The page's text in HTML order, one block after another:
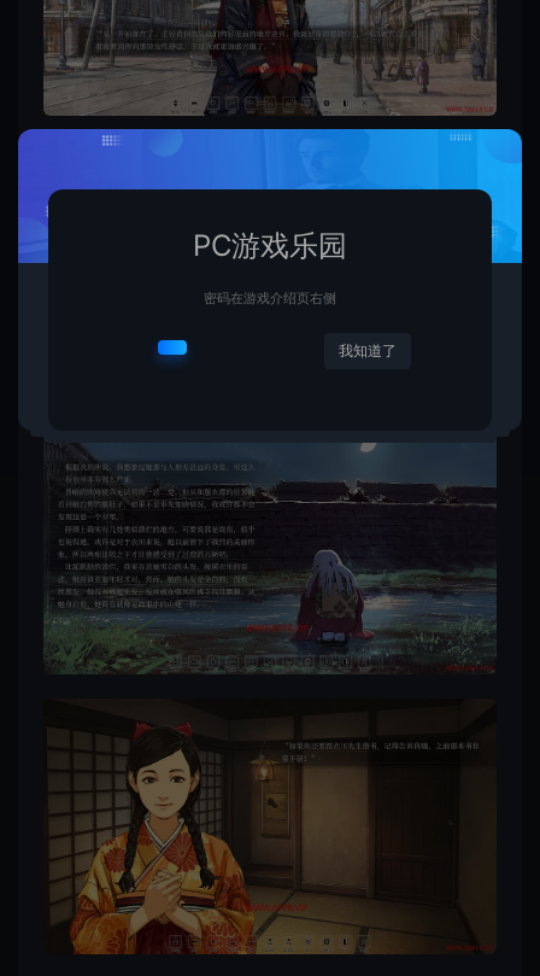
PC游戏乐园
密码在游戏介绍页右侧
我知道了